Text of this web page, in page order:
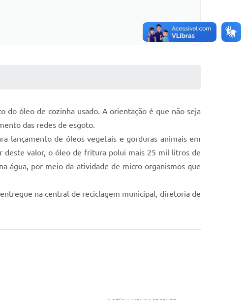
óleo de cozinha usado. A orientação é que não seja
das redes de esgoto.
lançamento de óleos vegetais e gorduras animais em
valor, o óleo de fritura polui mais 25 mil litros de
água, por meio da atividade de micro-organismos que
na central de reciclagem municipal, diretoria de